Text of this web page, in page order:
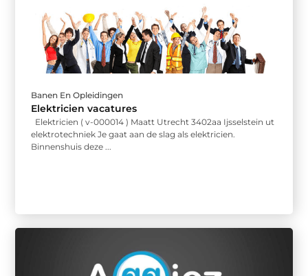
Banen En Opleidingen
Elektricien vacatures
Elektricien ( v-000014 ) Maatt Utrecht 3402aa Ijsselstein ut
elektrotechniek Je gaat aan de slag als elektricien.
Binnenshuis deze ...